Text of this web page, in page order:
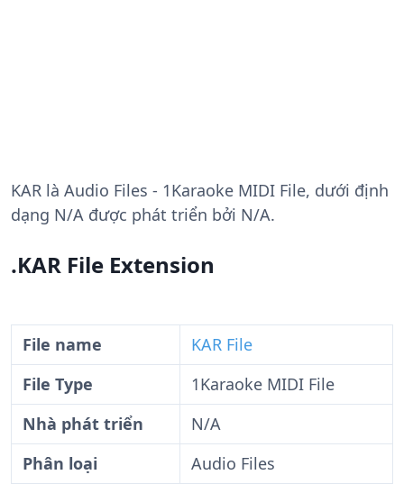
KAR là Audio Files - 1Karaoke MIDI File, dưới định
dạng N/A được phát triển bởi N/A.
.KAR File Extension
File name
KAR File
File Type
1Karaoke MIDI File
Nhà phát triển
N/A
Phân loại
Audio Files